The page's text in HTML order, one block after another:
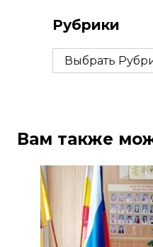
Рубрики
Рубрики
Вам также